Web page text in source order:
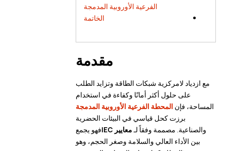
الفرعية الأوروبية المدمجة
الخاتمة
مقدمة
مع ازدياد لامركزية شبكات الطاقة وتزايد الطلب
على حلول أكثر أمانًا وكفاءة في استخدام
المساحة، فإنالمحطة الفرعية الأوروبية المدمجة
برزت كحل قياسي في البيئات الحضرية
والصناعية. مصممة وفقاً لـمعايير IEC
فهو يجمع
بين الأداء العالي والسلامة وصغر الحجم، وهو